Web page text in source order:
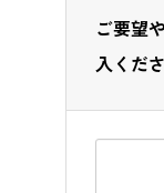
ご要望
入くだ